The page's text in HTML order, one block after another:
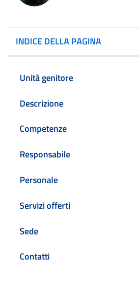
INDICE DELLA PAGINA
Unità genitore
Descrizione
Competenze
Responsabile
Personale
Servizi offerti
Sede
Contatti